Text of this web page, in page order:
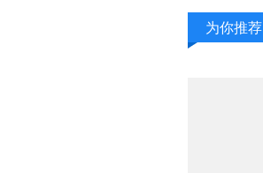
为你推荐